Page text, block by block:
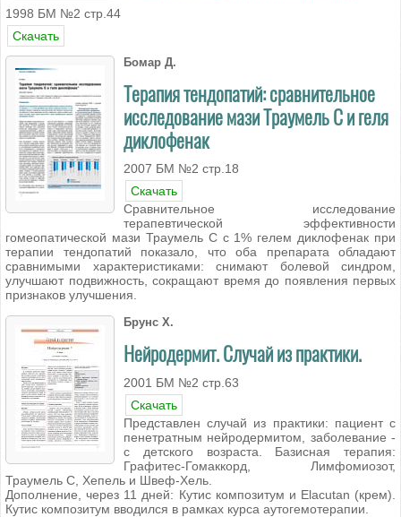
1998 БМ №2 стр.44
Скачать
Бомар Д.
Терапия тендопатий: сравнительное
исследование мази Траумель С и геля
диклофенак
2007 БМ №2 стр.18
Скачать
Сравнительное исследование
терапевтической эффективности
гомеопатической мази Траумель С с 1% гелем диклофенак при
терапии тендопатий показало, что оба препарата обладают
сравнимыми характеристиками: снимают болевой синдром,
улучшают подвижность, сокращают время до появления первых
признаков улучшения.
Брунс Х.
Нейродермит. Случай из практики.
2001 БМ №2 стр.63
Скачать
Представлен случай из практики: пациент с
пенетратным нейродермитом, заболевание -
с детского возраста. Базисная терапия:
Графитес-Гомаккорд, Лимфомиозот,
Траумель С, Хепель и Швеф-Хель.
Дополнение, через 11 дней: Кутис композитум и Elacutan (крем).
Кутис композитум вводился в рамках курса аутогемотерапии.